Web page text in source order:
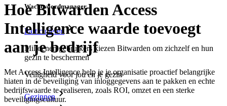
Wachtwoordmanager
Particulieren
Miljoenen gebruikers kiezen Bitwarden om zichzelf en hun
gezin te beschermen
Veiligheid voor jou en je gezin
Gezinnen
Hoe Bitwarden Access
Intelligence waarde toevoegt
aan je bedrijf
Met Access Intelligence help je je organisatie proactief belangrijke
hiaten in de beveiliging van inloggegevens aan te pakken en echte
bedrijfswaarde te realiseren, zoals ROI, omzet en een sterke
beveiligingscultuur.